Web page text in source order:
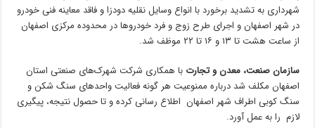
شهرداری به تشدید برخورد با انواع وسایل نقلیه دودزا و فاقد معاینه فنی خودرو
در شهر اصفهان و اجرای طرح زوج و فرد خودروها در محدوده مرکزی اصفهان
از ساعت هشت تا ۱۳ و ۱۶ تا ۲۲ موظف شد.
سازمان صنعت، معدن و تجارتبا همکاری شرکت شهرک‌های صنعتی استان
اصفهان مکلف شد درباره ممنوعیت هر گونه فعالیت واحدهای سنگ شکن و
سنگ کوبی اطراف شهر اصفهان اطلاع رسانی کرده و تا حصول نتیجه، پیگیری
لازم را به عمل آورد.